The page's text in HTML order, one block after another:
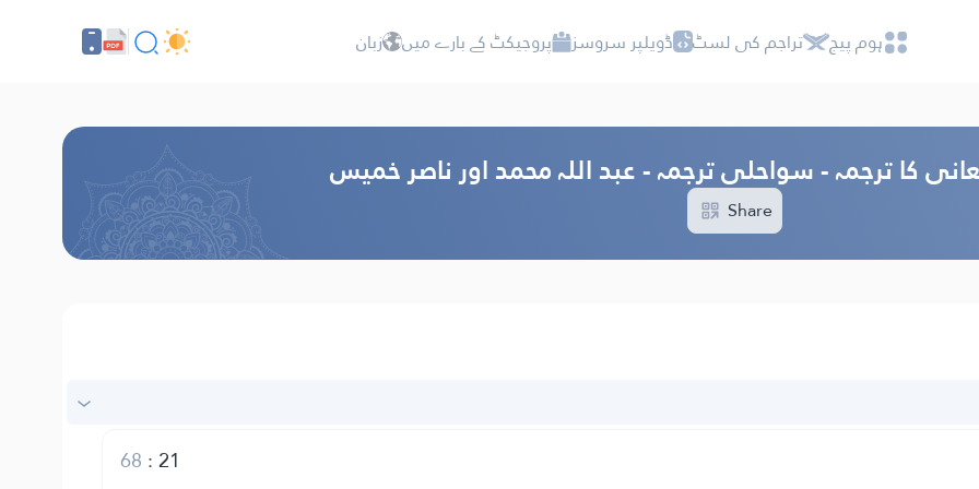
ہوم پیج تراجم کی لسٹ ڈویلپر سروسز پروجیکٹ کے بارے میں زبان
کا ترجمہ - سواحلی ترجمہ - عبد اللہ محمد اور ناصر خمیس
Share
21
:
68